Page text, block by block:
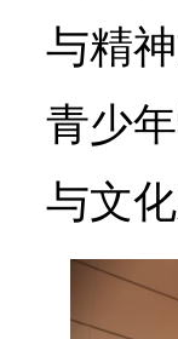
与精
青少
与文